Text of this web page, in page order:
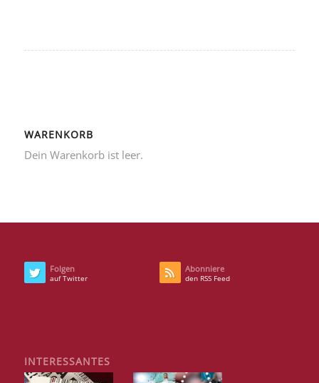
WARENKORB
Dein Warenkorb ist leer.
Folgen
auf Twitter
Abonniere
den RSS Feed
INTERESSANTES